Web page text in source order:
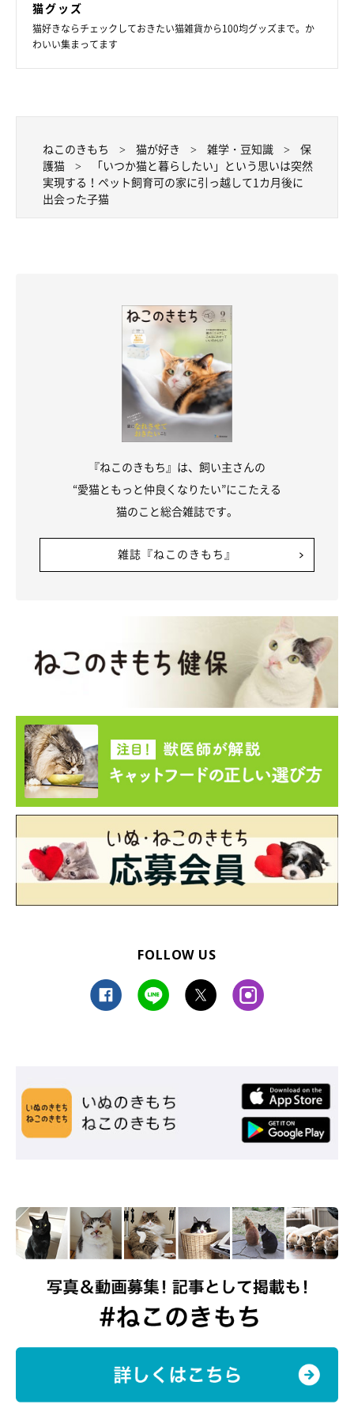
@kohakuu.sen
真っ白な毛並みやブルーアイ、ピンクの鼻と肉球、ほんのり黄色
でられるのが大好きなのだとか♪
飼い主さんは一緒に暮らすなかでわかった「コハクさんの魅力」
をこのように話します。
ます。病院などで犬が寄ってきても動じず、私たちの実家の犬や
猫に対しても堂々としています。人見知りなどをまったくせず、
子猫ながらに大物感が漂っていま
すね（笑）」
コハクさんと家族になって約8カ月が経過します。迎えた頃はヨ
猫グッズ
猫好きならチェックしておきたい猫雑貨から100均グッズまで。か
わいい集まってます
ねこのきもち 猫が好き 雑学・豆知識
保
護猫
「いつか猫と暮らしたい」という思いは突然
実現する！ペット飼育可の家に引っ越して1カ月後に
出会った子猫
『ねこのきもち』は、飼い主さんの
“愛猫ともっと仲良くなりたい”にこたえる
猫のこと総合雑誌です。
雑誌『ねこのきもち』
FOLLOW US